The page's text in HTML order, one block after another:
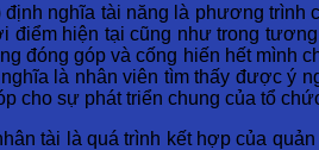
nghĩa tài năng là phương
hiện tại cũng như trong
đóng góp và cống hiến hết mình
là nhân viên tìm thấy được ý
cho sự phát triển chung của tổ
tài là quá trình kết hợp của